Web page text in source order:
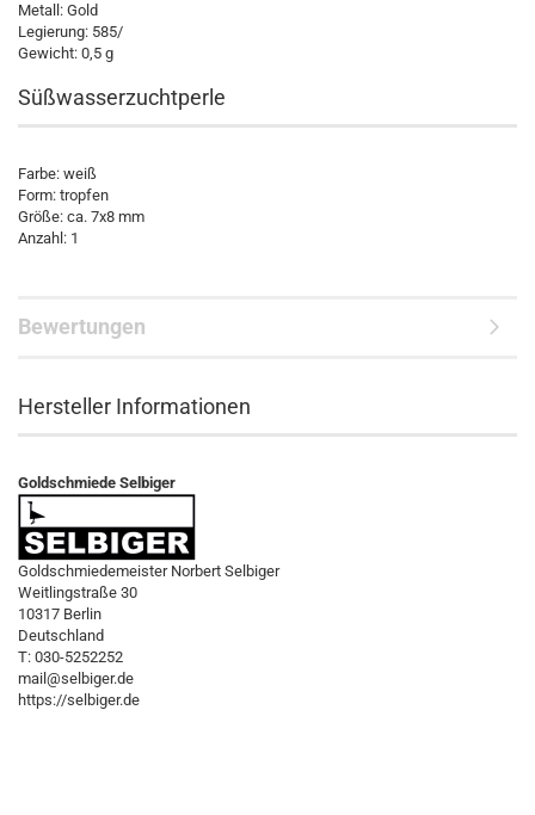
Metall: Gold
Legierung: 585/
Gewicht: 0,5 g
Süßwasserzuchtperle
Farbe: weiß
Form: tropfen
Größe: ca. 7x8 mm
Anzahl: 1
Bewertungen
Hersteller Informationen
Goldschmiede Selbiger
Goldschmiedemeister Norbert Selbiger
Weitlingstraße 30
10317 Berlin
Deutschland
T: 030-5252252
mail@selbiger.de
https://selbiger.de